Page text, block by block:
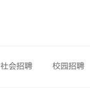
社会招聘 校园招聘